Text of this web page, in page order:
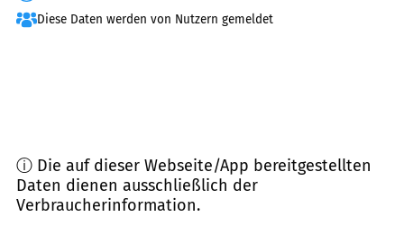
Diese Daten werden von Nutzern gemeldet
ⓘ Die auf dieser Webseite/App bereitgestellten
Daten dienen ausschließlich der
Verbraucherinformation.